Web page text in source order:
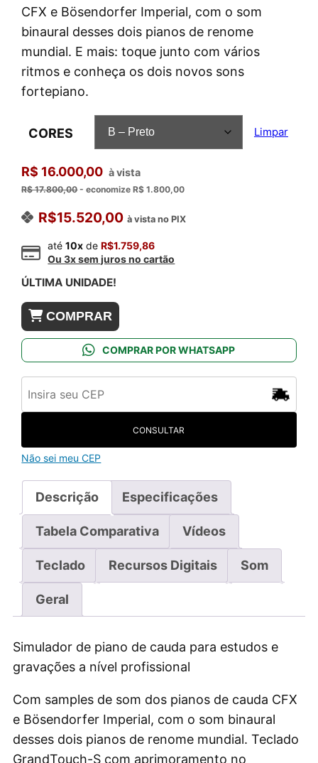
CFX e Bösendorfer Imperial, com o som
binaural desses dois pianos de renome
mundial. E mais: toque junto com vários
ritmos e conheça os dois novos sons
fortepiano.
CORES Limpar
R$ 16.000,00 à vista
R$ 17.800,00- economize R$ 1.800,00
R$15.520,00 à vista no PIX
até10x deR$1.759,86
Ou 3x sem juros no cartão
ÚLTIMA UNIDADE!
COMPRAR
COMPRAR POR WHATSAPP
CONSULTAR
Não sei meu CEP
Descrição Especificações
Tabela Comparativa Vídeos
Teclado Recursos Digitais Som
Geral
Simulador de piano de cauda para estudos e
gravações a nível profissional
Com samples de som dos pianos de cauda CFX
e Bösendorfer Imperial, com o som binaural
desses dois pianos de renome mundial. Teclado
GrandTouch-S com aprimoramento no